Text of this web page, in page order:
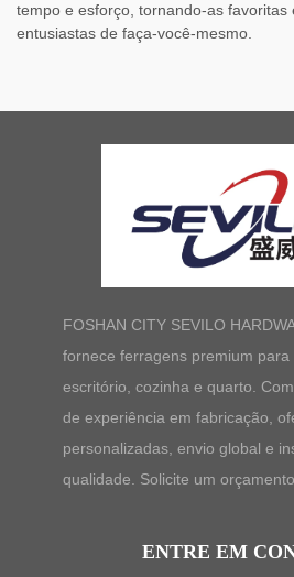
tempo e esforço, tornando-as favoritas
entusiastas de faça-você-mesmo.
FOSHAN CITY SEVILO
fornece ferragens premium para
escritório, cozinha e quarto.
de experiência em fabricação,
personalizadas, envio global e
qualidade. Solicite um
ENTRE EM